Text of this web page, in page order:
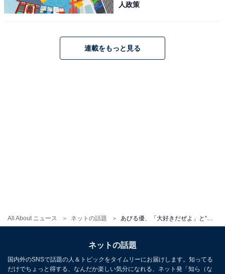
All About ニュース ネットの話題
人政策
連載をもっと見る
ネットの話題
国内外のSNSで話題の人＆トピックをタイムリーにお届けします。知ってる
だけでちょっと得する、なんだか楽しい気分になれる、ネット発「知ら（な